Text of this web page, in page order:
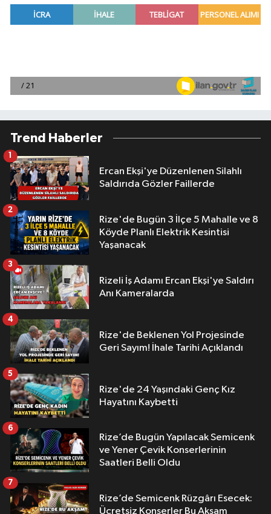
Trend Haberler
Ercan Ekşi'ye Düzenlenen Silahlı
Saldırıda Gözler Faillerde
1
Rize'de Bugün 3 İlçe 5 Mahalle ve 8
Köyde Planlı Elektrik Kesintisi
Yaşanacak
2
Rizeli İş Adamı Ercan Ekşi'ye Saldırı
Anı Kameralarda
3
Rize'de Beklenen Yol Projesinde
Geri Sayım! İhale Tarihi Açıklandı
4
Rize'de 24 Yaşındaki Genç Kız
Hayatını Kaybetti
5
Rize’de Bugün Yapılacak Semicenk
ve Yener Çevik Konserlerinin
Saatleri Belli Oldu
6
Rize’de Semicenk Rüzgârı Esecek:
Ücretsiz Konserler Bu Akşam
7